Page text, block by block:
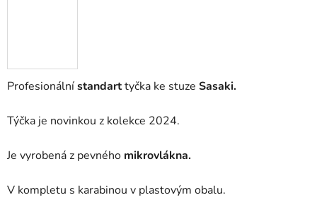
Profesionálnístandarttyčka ke stuze Sasaki.
Týčka je novinkou z kolekce 2024.
Je vyrobená z pevného mikrovlákna.
V kompletu s karabinou v plastovým obalu.